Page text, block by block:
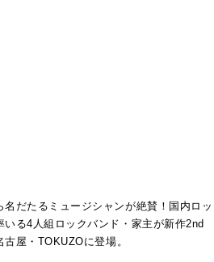
名だたるミュージシャンが絶賛！国内ロッ
る4人組ロックバンド・家主が新作2nd
屋・TOKUZOに登場。